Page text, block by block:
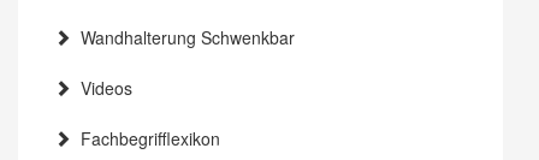
Wandhalterung Schwenkbar
Videos
Fachbegrifflexikon